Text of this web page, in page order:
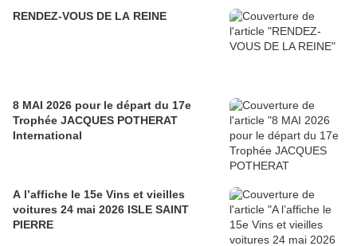
RENDEZ-VOUS DE LA REINE
8 MAI 2026 pour le départ du 17e
Trophée JACQUES POTHERAT
International
A l’affiche le 15e Vins et vieilles
voitures 24 mai 2026 ISLE SAINT
PIERRE